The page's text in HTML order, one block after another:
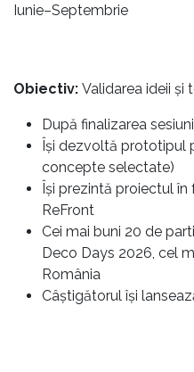
Iunie–Septembrie
Obiectiv: Validarea ideii și
După finalizarea
Își dezvoltă prototipul
concepte selectate)
Își prezintă proiectul
ReFront
Cei mai buni 20 de
Deco Days 2026, cel
România
Câștigătorul își